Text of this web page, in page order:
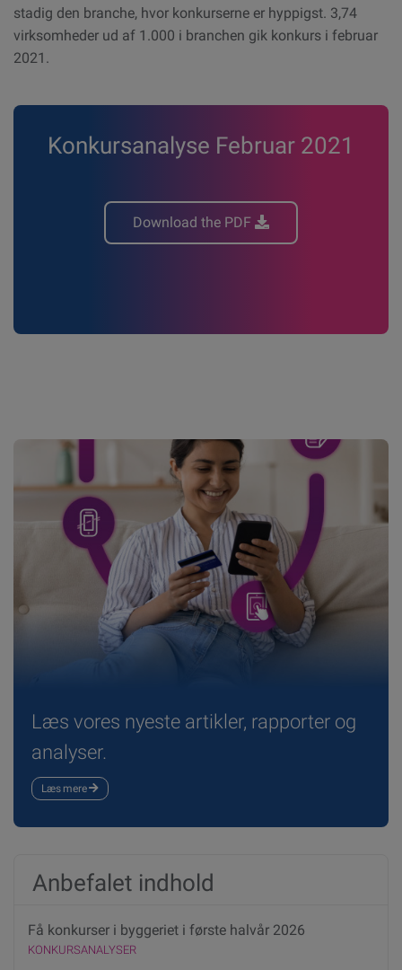
stadig den branche, hvor konkurserne er hyppigst. 3,74
virksomheder ud af 1.000 i branchen gik konkurs i februar
2021.
Konkursanalyse Februar 2021
Download the PDF
Læs vores nyeste artikler, rapporter og
analyser.
Læs mere
Anbefalet indhold
Få konkurser i byggeriet i første halvår 2026
KONKURSANALYSER